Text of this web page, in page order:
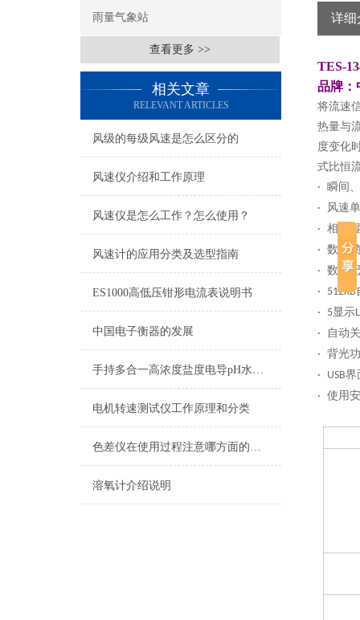
雨量气象站
查看更多 >>
相关文章
RELEVANT ARTICLES
风级的每级风速是怎么区分的
风速仪介绍和工作原理
风速仪是怎么工作？怎么使用？
风速计的应用分类及选型指南
ES1000高低压钳形电流表说明书
中国电子衡器的发展
手持多合一高浓度盐度电导pH水质检测笔
电机转速测试仪工作原理和分类
色差仪在使用过程注意哪方面的事项
溶氧计介绍说明
详细
TES-
品牌：
将流速
热量与
度变化
式比恒
· 瞬间
·
风速
· 相对
· 数据
· 数据
·
·
5显示
·
自动
· 背光
·
USB界
· 使用